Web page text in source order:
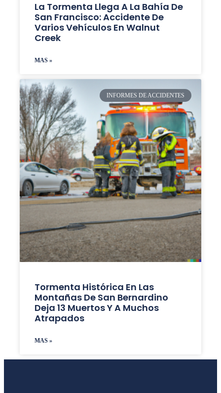
La Tormenta Llega A La Bahía De
San Francisco: Accidente De
Varios Vehículos En Walnut
Creek
MAS »
INFORMES DE ACCIDENTES
Tormenta Histórica En Las
Montañas De San Bernardino
Deja 13 Muertos Y A Muchos
Atrapados
MAS »